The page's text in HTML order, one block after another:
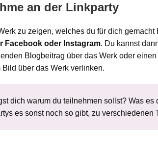
an der Linkparty
zu zeigen, welches du für dich
Facebook oder Instagram. Du kannst
Blogbeitrag über das Werk oder
Bild über das Werk verlinken.
dich warum du teilnehmen sollst? Was es
es sonst noch so gibt, zu verschiedenen